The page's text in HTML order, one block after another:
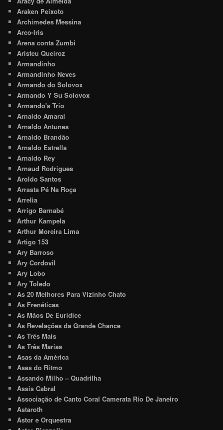
Araken Peixoto
Archimedes Messina
Arco-Iris
Arena conta Zumbi
Aristeu Queiroz
Armandinho
Armandinho Neves
Armando do Solovox
Armando Y Su Solovox
Armando's Trio
Arnaldo Amaral
Arnaldo Antunes
Arnaldo Brandão
Arnaldo Estrella
Arnaldo Rey
Arnaud Rodrigues
Aroldo Santos
Arrasta Pé Na Roça
Arrelia
Arrigo Barnabé
Arthur Kampela
Arthur Moreira Lima
Artigo 153
Ary Barroso
Ary Cordovil
Ary Lobo
Ary Toledo
As 20 Melhores Para Vizinho Chato
As Frenéticas
As Mãos De Euridice
As Revelações da Grande Chance
As Três Mais
As Três Marias
Asas da América
Ases do Ritmo
Assando Milho – Quadrilha
Assis Cabral
Associação de Canto Coral Camerata Rio De Janeiro
Astaroth
Astor e Orquestra